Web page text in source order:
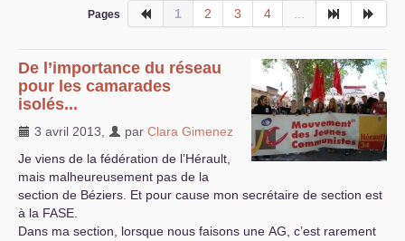
Pages 1 2 3 4
De l’importance du réseau
pour les camarades
isolés...
3 avril 2013 par Clara Gimenez
Je viens de la fédération de l’Hérault,
mais malheureusement pas de la
section de Béziers. Et pour cause mon secrétaire de section est
à la FASE
Dans ma section, lorsque nous faisons une AG , c’est rarement